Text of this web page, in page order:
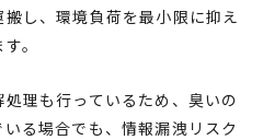
し、環境負荷を最小限に抑え
。
理も行っているため、臭いの
る場合でも、情報漏洩リスク